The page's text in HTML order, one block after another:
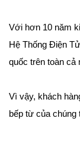
Với hơn 10 năm
Hệ Thống Điện
quốc trên toàn cả
Vì vậy, khách
bếp từ của